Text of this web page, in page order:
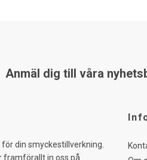
Anmäl dig till våra
din smyckestillverkning.
framförallt in oss på